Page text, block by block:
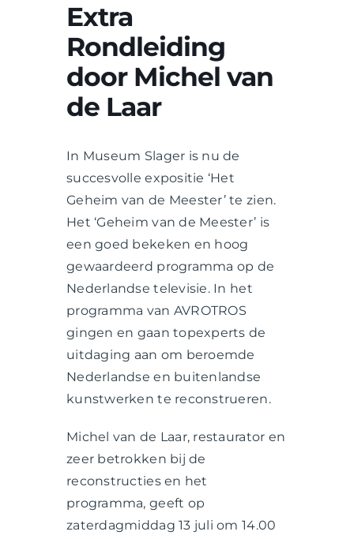
Extra
Rondleiding
door Michel van
de Laar
In Museum Slager is nu de
succesvolle expositie ‘Het
Geheim van de Meester’ te zien.
Het ‘Geheim van de Meester’ is
een goed bekeken en hoog
gewaardeerd programma op de
Nederlandse televisie. In het
programma van AVROTROS
gingen en gaan topexperts de
uitdaging aan om beroemde
Nederlandse en buitenlandse
kunstwerken te reconstrueren.
Michel van de Laar, restaurator en
zeer betrokken bij de
reconstructies en het
programma, geeft op
zaterdagmiddag 13 juli om 14.00